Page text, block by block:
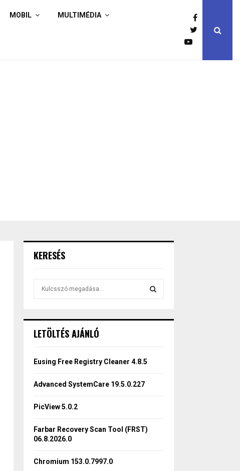
MOBIL MULTIMÉDIA
KERESÉS
h
o
LETÖLTÉS AJÁNLÓ
Eusing Free Registry Cleaner 4.8.5
Advanced SystemCare 19.5.0.227
PicView 5.0.2
Farbar Recovery Scan Tool (FRST)
06.8.2026.0
Chromium 153.0.7997.0